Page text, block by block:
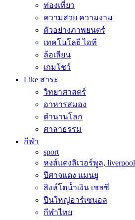
ท่องเที่ยว
ความสวย ความงาม
ตัวอย่างภาพยนตร์
เทคโนโลยี ไอที
ล้อเลียน
เกมโชว์
Like สาระ
วิทยาศาสตร์
อาหารสมอง
ตำนานโลก
ศาลาธรรม
กีฬา
sport
หงส์แดงลิเวอร์พูล, liverpool
ปีศาจแดง แมนยู
สิงห์โตน้ำเงิน เชลซี
ปืนใหญ่อาร์เซนอล
กีฬาไทย